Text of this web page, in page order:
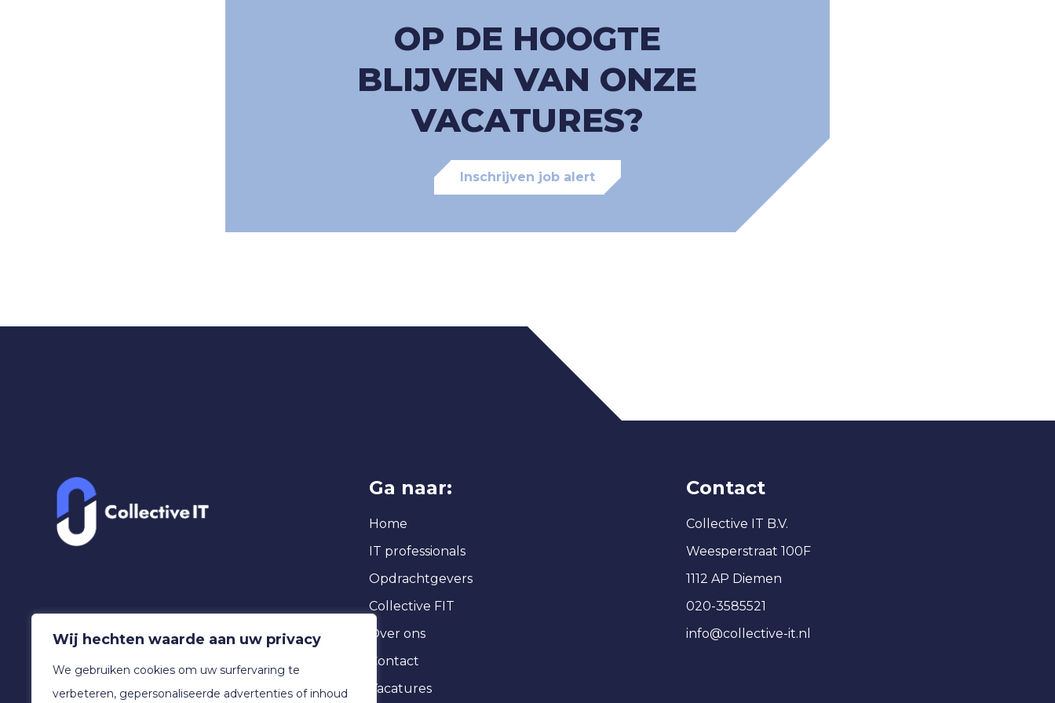
Wij hechten waarde aan uw privacy
We gebruiken cookies om uw surfervaring te
verbeteren, gepersonaliseerde advertenties of inhoud
OP DE HOOGTE
BLIJVEN VAN ONZE
VACATURES?
Inschrijven job alert
Ga naar:
Home
IT professionals
Opdrachtgevers
Collective FIT
Over ons
Contact
Vacatures
Contact
Collective IT B.V.
Weesperstraat 100F
1112 AP Diemen
020-3585521
info@collective-it.nl